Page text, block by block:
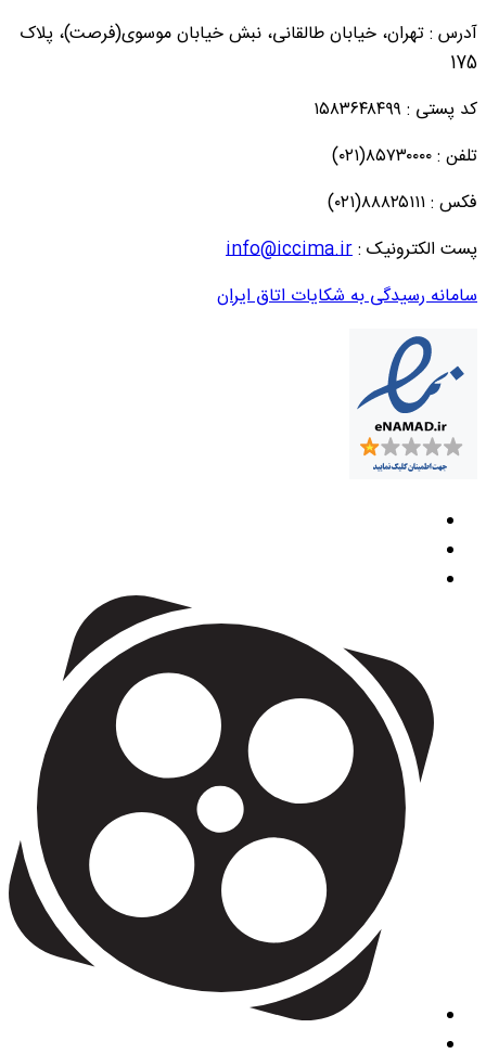
آدرس : تهران، خیابان طالقانی، نبش خیابان موسوی(فرصت)، پلاک
175
کد پستی : ۱۵۸۳۶۴۸۴۹۹
تلفن : ۸۵۷۳۰۰۰۰(۰۲۱)
فکس : ۸۸۸۲۵۱۱۱(۰۲۱)
پست الکترونیک :info@iccima.ir
سامانه رسیدگی به شکایات اتاق ایران